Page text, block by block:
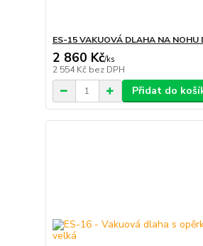
ES-15 VAKUOVÁ DLAHA NA NOHU
2 860 Kč/ks
2 554 Kč bez DPH
Přidat do